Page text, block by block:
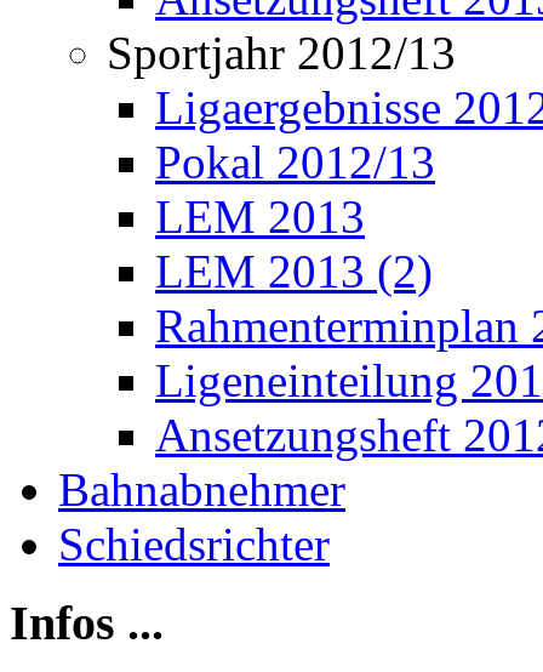
Sportjahr 2012/13
Ligaergebnisse
Pokal 2012/13
LEM 2013
LEM 2013 (2)
Rahmenterminplan
Ligeneinteilung
Ansetzungsheft
Bahnabnehmer
Schiedsrichter
Infos ...